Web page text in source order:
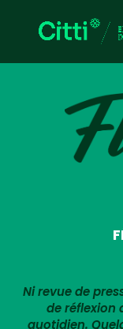
Ni revue de
de réflexion
quotidien.